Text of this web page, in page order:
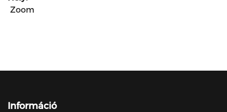
Zoom
Információ